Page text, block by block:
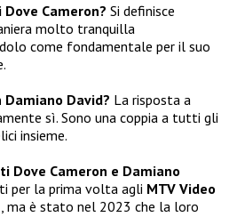
Cameron? Si definisce
molto tranquilla
come fondamentale per il suo
Damiano David? La risposta a
sì. Sono una coppia a tutti gli
insieme.
Dove Cameron e Damiano
per la prima volta agli MTV Video
ma è stato nel 2023 che la loro